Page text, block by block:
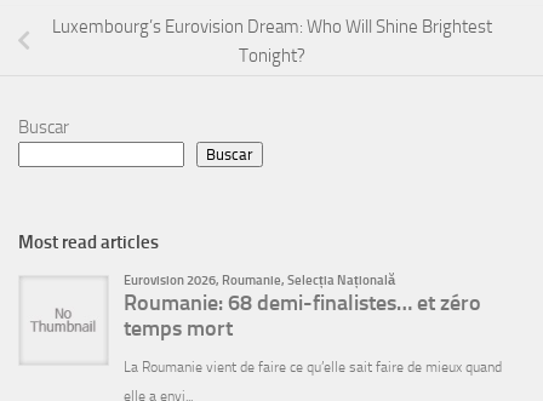
Luxembourg’s Eurovision Dream: Who Will Shine Brightest
Tonight?
Buscar
Buscar
Most read articles